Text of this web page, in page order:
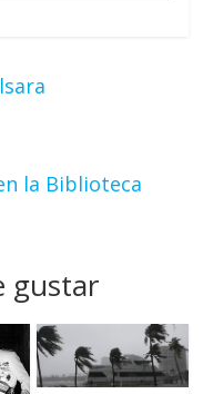
la Biblioteca
gustar